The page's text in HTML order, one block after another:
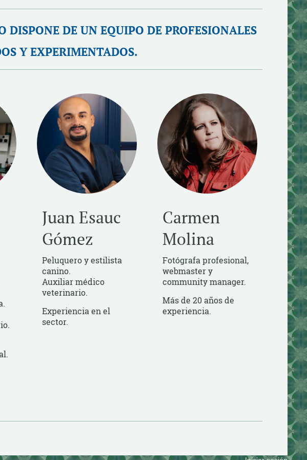
DE UN EQUIPO DE PROFESIONALES
Y EXPERIMENTADOS.
Juan Esauc
Gómez
Peluquero y estilista
canino.
Auxiliar médico
veterinario.
Experiencia en el
sector.
Carmen
Molina
Fotógrafa profesional,
webmaster y
community manager.
Más de 20 años de
experiencia.